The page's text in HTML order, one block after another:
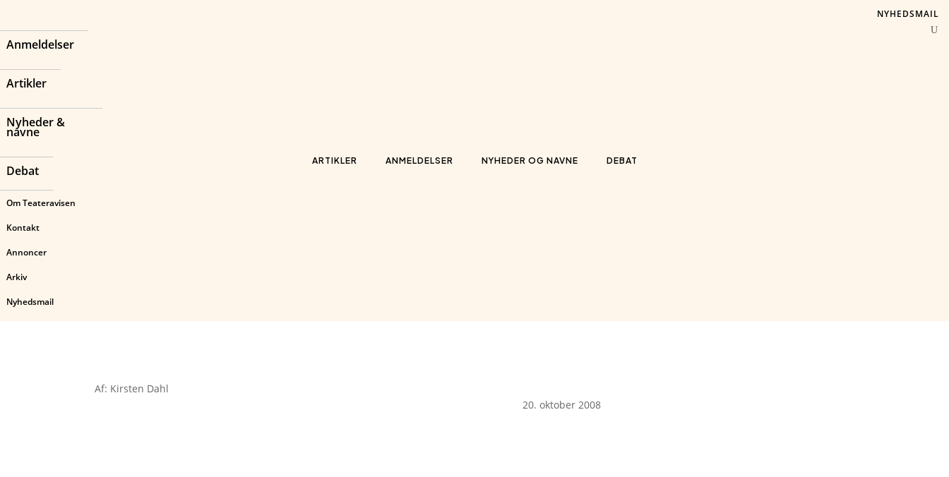
Anmeldelser
Artikler
Nyheder &
navne
Debat
Om Teateravisen
Kontakt
Annoncer
Arkiv
Nyhedsmail
ARTIKLER ANMELDELSER NYHEDER OG NAVNE DEBAT
NYHEDSMAIL
Af: Kirsten Dahl
20. oktober 2008